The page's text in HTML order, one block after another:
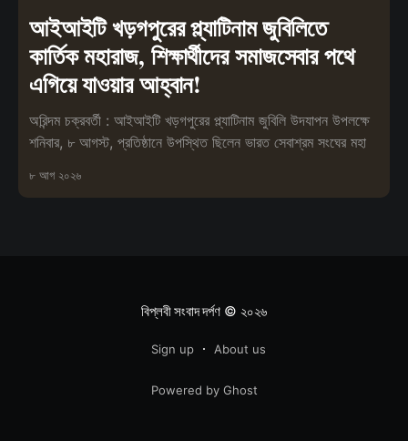
আইআইটি খড়গপুরের প্ল্যাটিনাম জুবিলিতে
কার্তিক মহারাজ, শিক্ষার্থীদের সমাজসেবার পথে
এগিয়ে যাওয়ার আহ্বান!
অরিন্দম চক্রবর্তী : আইআইটি খড়গপুরের প্ল্যাটিনাম জুবিলি উদযাপন উপলক্ষে
শনিবার, ৮ আগস্ট, প্রতিষ্ঠানে উপস্থিত ছিলেন ভারত সেবাশ্রম সংঘের মহা
৮ আগ ২০২৬
বিপ্লবী সংবাদ দর্পণ© ২০২৬
Sign up About us
Powered by Ghost